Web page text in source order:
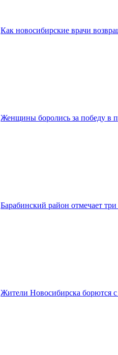
Как новосибирские врачи
Женщины боролись за победу в
Барабинский район отмечает
Жители Новосибирска борются